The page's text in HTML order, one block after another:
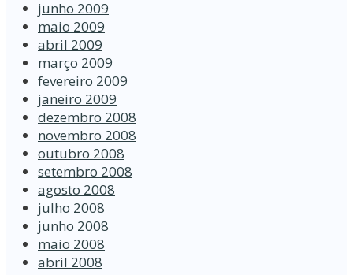
junho 2009
maio 2009
abril 2009
março 2009
fevereiro 2009
janeiro 2009
dezembro 2008
novembro 2008
outubro 2008
setembro 2008
agosto 2008
julho 2008
junho 2008
maio 2008
abril 2008